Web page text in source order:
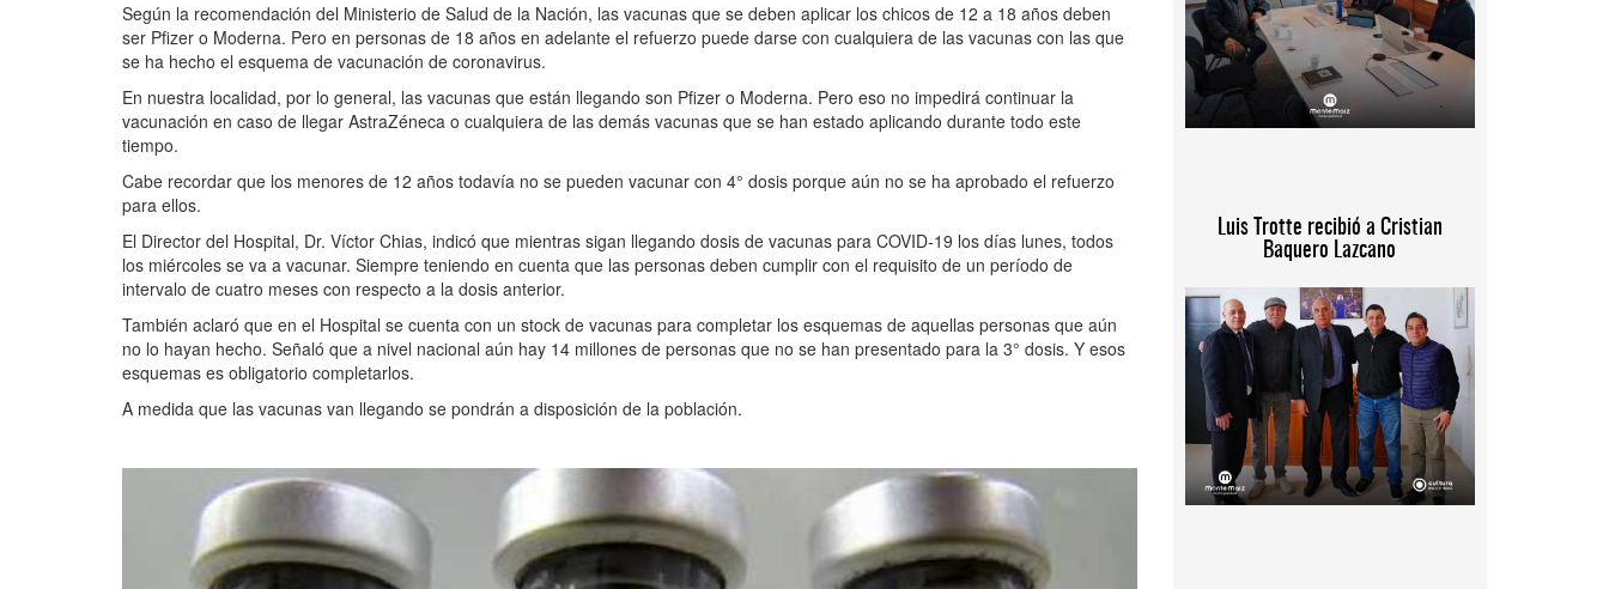
Según la recomendación del Ministerio de Salud de la Nación, las vacunas que se deben aplicar los chicos de 12 a 18 años deben
ser Pfizer o Moderna. Pero en personas de 18 años en adelante el refuerzo puede darse con cualquiera de las vacunas con las que
se ha hecho el esquema de vacunación de coronavirus.
En nuestra localidad, por lo general, las vacunas que están llegando son Pfizer o Moderna. Pero eso no impedirá continuar la
vacunación en caso de llegar AstraZéneca o cualquiera de las demás vacunas que se han estado aplicando durante todo este
tiempo.
Cabe recordar que los menores de 12 años todavía no se pueden vacunar con 4° dosis porque aún no se ha aprobado el refuerzo
para ellos.
El Director del Hospital, Dr. Víctor Chias, indicó que mientras sigan llegando dosis de vacunas para COVID-19 los días lunes, todos
los miércoles se va a vacunar. Siempre teniendo en cuenta que las personas deben cumplir con el requisito de un período de
intervalo de cuatro meses con respecto a la dosis anterior.
También aclaró que en el Hospital se cuenta con un stock de vacunas para completar los esquemas de aquellas personas que aún
no lo hayan hecho. Señaló que a nivel nacional aún hay 14 millones de personas que no se han presentado para la 3° dosis. Y esos
esquemas es obligatorio completarlos.
A medida que las vacunas van llegando se pondrán a disposición de la población.
Luis Trotte recibió a Cristian
Baquero Lazcano